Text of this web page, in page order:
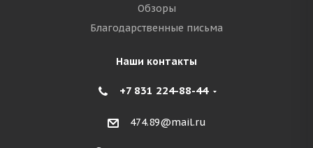
Обзоры
Благодарственные письма
Наши контакты
+7 831 224-88-44
474.89@mail.ru